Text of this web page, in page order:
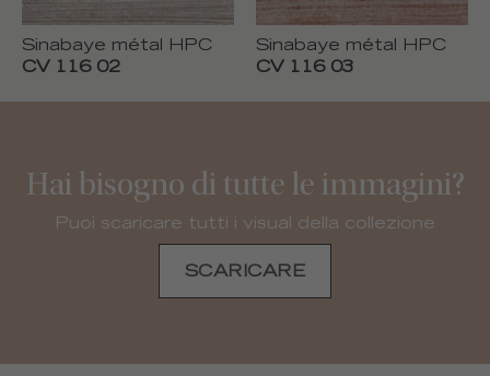
Sinabaye métal HPC
CV 116 02
Sinabaye métal HPC
CV 116 03
Hai bisogno di tutte le immagini?
Puoi scaricare tutti i visual della collezione
SCARICARE